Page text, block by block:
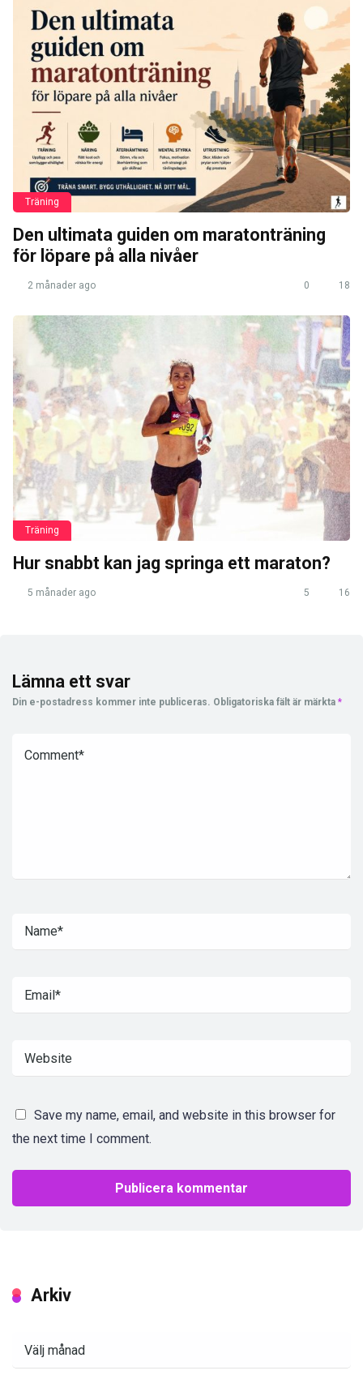
Träning
Den ultimata guiden om maratonträning
för löpare på alla nivåer
2 månader ago 0 18
Träning
Hur snabbt kan jag springa ett maraton?
5 månader ago 5 16
Lämna ett svar
Din e-postadress kommer inte publiceras. Obligatoriska fält är märkta *
Save my name, email, and website in this browser for
the next time I comment.
Arkiv